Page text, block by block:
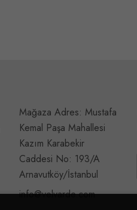
Mağaza Adres: Mustafa
Kemal Paşa Mahallesi
Kazım Karabekir
Caddesi No: 193/A
Arnavutköy/İstanbul
info@velvarde.com